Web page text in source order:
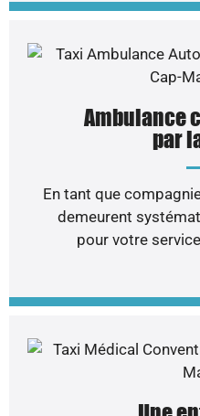
Ambulance
par
En tant que
demeurent
pour votre